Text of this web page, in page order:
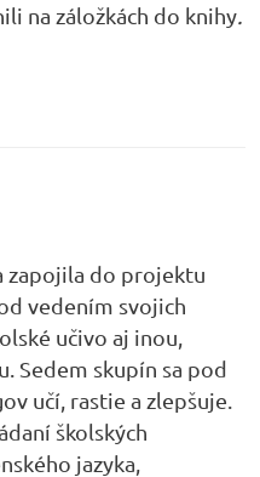
na záložkách do knihy
zapojila do projektu
vedením svojich
učivo aj inou,
Sedem skupín sa pod
učí, rastie a zlepšuje.
školských
jazyka,